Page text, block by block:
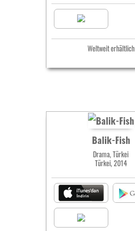
Weltweit erhältlich
Balik-Fish
Drama, Türkei
Türkei, 2014